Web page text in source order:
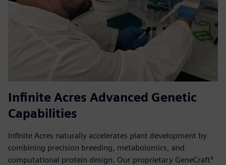
Infinite Acres Advanced Genetic
Capabilities
Infinite Acres naturally accelerates plant development by
combining precision breeding, metabolomics, and
computational protein design. Our proprietary GeneCraft³